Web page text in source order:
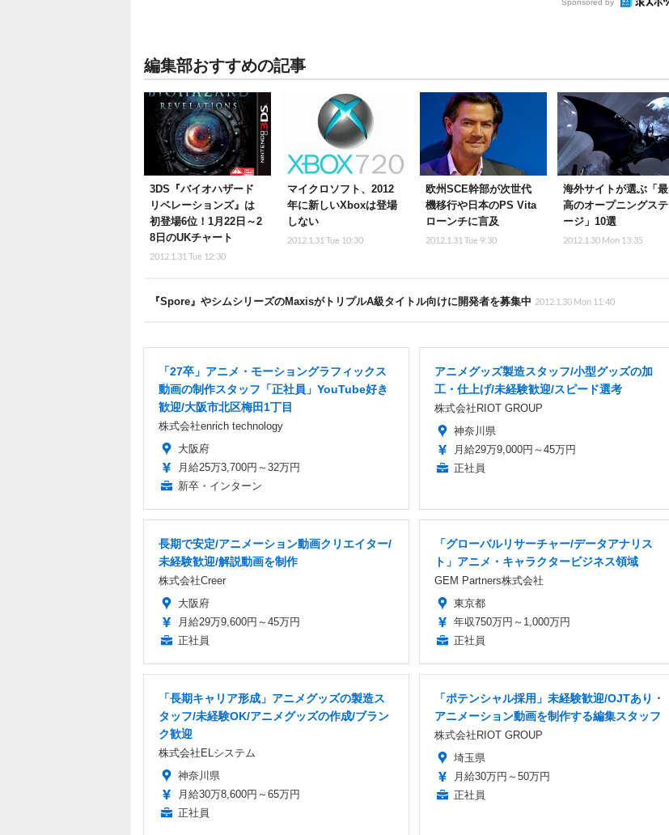
編集部おすすめの記事
3DS『バイオハザード
リベレーションズ』は
初登場6位！1月22日～2
8日のUKチャート
2012.1.31 Tue 12:30
マイクロソフト、2012
年に新しいXboxは登場
しない
2012.1.31 Tue 10:30
欧州SCE幹部が次世代
機移行や日本のPS Vita
ローンチに言及
2012.1.31 Tue 9:30
海外サイトが選ぶ「最
高のオープニングステ
ージ」10選
2012.1.30 Mon 13:35
『Spore』やシムシリーズのMaxisがトリプルA級タイトル向けに開発者を募集中 2012.1.30 Mon 11:40
「27卒」アニメ・モーショングラフィックス
動画の制作スタッフ「正社員」YouTube好き
歓迎/大阪市北区梅田1丁目
株式会社enrich technology
大阪府
月給25万3,700円～32万円
新卒・インターン
アニメグッズ製造スタッフ/小型グッズの加
工・仕上げ/未経験歓迎/スピード選考
株式会社RIOT GROUP
神奈川県
月給29万9,000円～45万円
正社員
長期で安定/アニメーション動画クリエイター/
未経験歓迎/解説動画を制作
株式会社Creer
大阪府
月給29万9,600円～45万円
正社員
「グローバルリサーチャー/データアナリス
ト」アニメ・キャラクタービジネス領域
GEM Partners株式会社
東京都
年収750万円～1,000万円
正社員
「長期キャリア形成」アニメグッズの製造ス
タッフ/未経験OK/アニメグッズの作成/ブラン
ク歓迎
株式会社ELシステム
神奈川県
月給30万8,600円～65万円
正社員
「ポテンシャル採用」未経験歓迎/OJTあり・
アニメーション動画を制作する編集スタッフ
株式会社RIOT GROUP
埼玉県
月給30万円～50万円
正社員